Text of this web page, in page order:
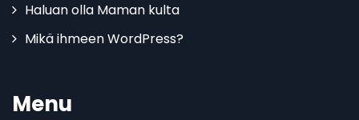
Haluan olla Maman kulta
Mikä ihmeen WordPress?
Menu